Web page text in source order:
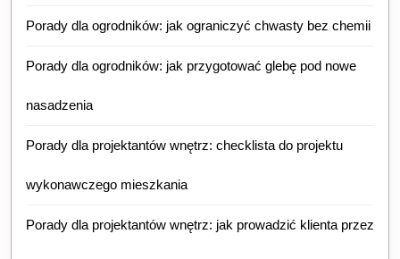
Porady dla ogrodników: jak ograniczyć chwasty bez chemii
Porady dla ogrodników: jak przygotować glebę pod nowe
nasadzenia
Porady dla projektantów wnętrz: checklista do projektu
wykonawczego mieszkania
Porady dla projektantów wnętrz: jak prowadzić klienta przez